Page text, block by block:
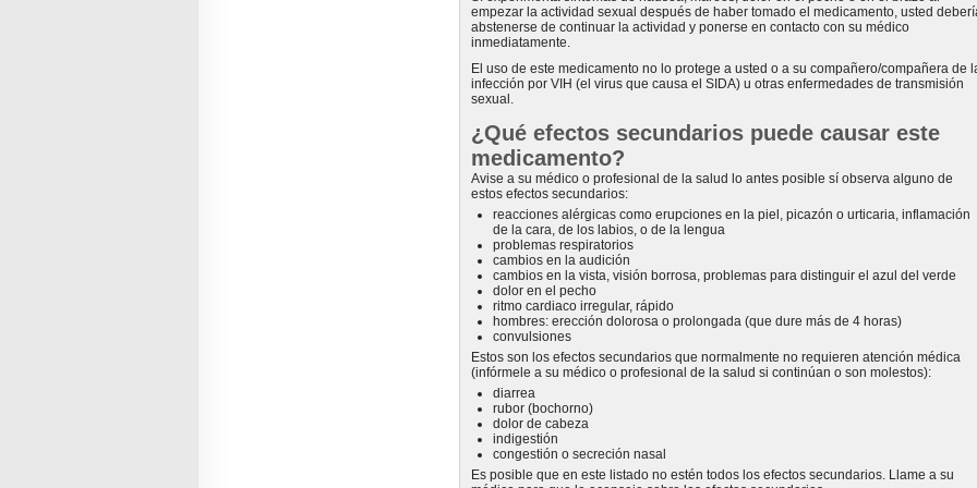
empezar la actividad sexual después de haber tomado el medicamento, usted
abstenerse de continuar la actividad y ponerse en contacto con su médico
inmediatamente.
El uso de este medicamento no lo protege a usted o a su compañero/compañera de
infección por VIH (el virus que causa el SIDA) u otras enfermedades de transmisión
sexual.
¿Qué efectos secundarios puede causar este
medicamento?
Avise a su médico o profesional de la salud lo antes posible sí observa alguno de
estos efectos secundarios:
reacciones alérgicas como erupciones en la piel, picazón o urticaria, inflamación
de la cara, de los labios, o de la lengua
problemas respiratorios
cambios en la audición
cambios en la vista, visión borrosa, problemas para distinguir el azul del verde
dolor en el pecho
ritmo cardiaco irregular, rápido
hombres: erección dolorosa o prolongada (que dure más de 4 horas)
convulsiones
Estos son los efectos secundarios que normalmente no requieren atención médica
(infórmele a su médico o profesional de la salud si continúan o son molestos):
diarrea
rubor (bochorno)
dolor de cabeza
indigestión
congestión o secreción nasal
Es posible que en este listado no estén todos los efectos secundarios. Llame a su